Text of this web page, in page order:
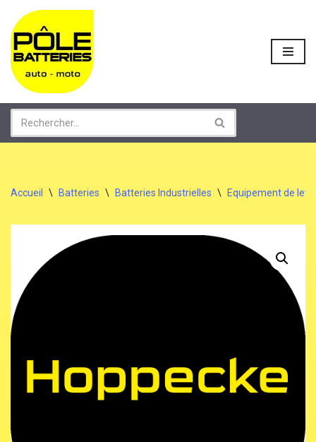
Aller
au
contenu
Accueil \ Batteries \ Batteries Industrielles \ Equipement de